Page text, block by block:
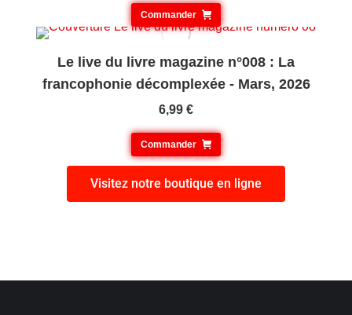
Commander
Le live du livre magazine n°008 : La
francophonie décomplexée - Mars, 2026
6,99 €
Commander
Visitez notre boutique en ligne